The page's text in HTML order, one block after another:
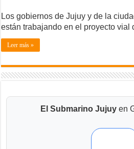
Los gobiernos de Jujuy y de la
están trabajando en el proyecto
Leer más »
El Submarino Jujuy en